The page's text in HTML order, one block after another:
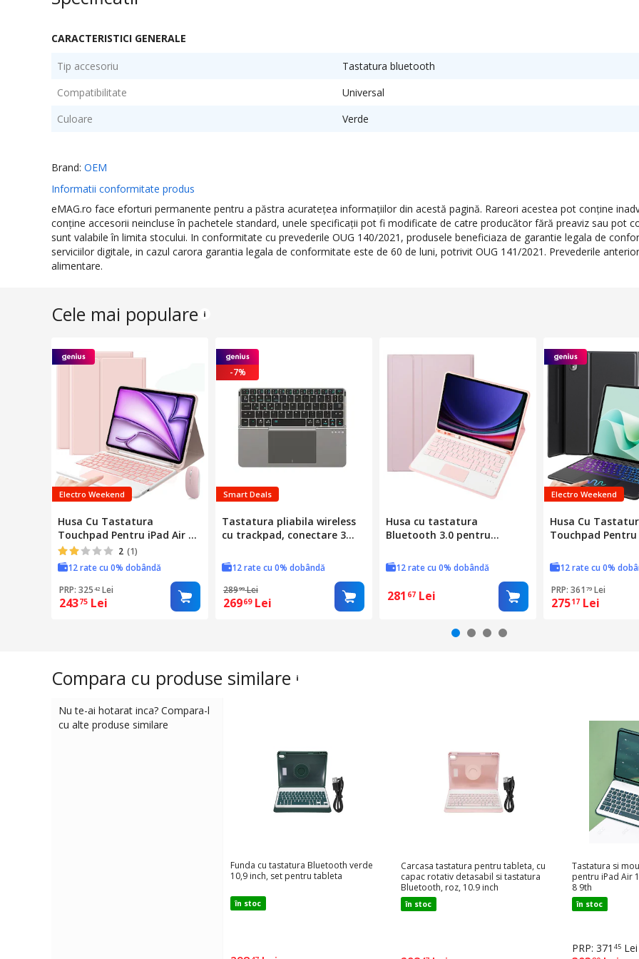
CARACTERISTICI GENERALE
Tip accesoriu
Tastatura bluetooth
Compatibilitate
Universal
Culoare
Verde
Brand: OEM
Informatii conformitate produs
eMAG.ro face eforturi permanente pentru a păstra acurateţea informaţiilor din acestă pagină. Rareori acestea pot conţine
conţine accesorii neincluse în pachetele standard, unele specificaţii pot fi modificate de catre producător fără preaviz sau pot
sunt valabile în limita stocului. In conformitate cu prevederile OUG 140/2021, produsele beneficiaza de garantie legala de
serviciilor digitale, in cazul carora garantia legala de conformitate este de 60 de luni, potrivit OUG 141/2021. Prevederile
alimentare.
Cele mai populare
Electro Weekend
Husa Cu Tastatura
Touchpad Pentru iPad Air 11
inch (M2, 2024/M3 2025) si
Air 4/5 Gen., Fara fir,
Bluetooth, Iluminare De
Fundal in 7 Culori, Cu Stilou,
Mouse, Membrana Din
Silicon Pentru Tastatura,
2 (1)
12 rate cu 0% dobândă
PRP: 325 42 Lei
24375 Lei
-7%
Smart Deals
Tastatura pliabila wireless
cu trackpad, conectare 3
200h, gri, 251x182x8.5mm
12 rate cu 0% dobândă
28999 Lei
26969 Lei
Husa cu tastatura
Bluetooth 3.0 pentru
Lite / S10 FE / S9 FE A710B-A,
cu touchpad, culoare roz
12 rate cu 0% dobândă
281 67 Lei
Electro Weekend
Husa Cu
Touchpad Pentru
fir, Bluetooth,
Fundal in 7 Culori,
Mouse,
Silicon Pentru
12 rate cu 0%
PRP: 361 79 Lei
27517 Lei
Compara cu produse similare
Nu te-ai hotarat inca? Compara-l
cu alte produse similare
Funda cu tastatura Bluetooth verde
10,9 inch, set pentru tableta
în stoc
Carcasa tastatura pentru tableta, cu
capac rotativ detasabil si tastatura
Bluetooth, roz, 10.9 inch
în stoc
Tastatura si
pentru iPad Air
8 9th
în stoc
PRP: 371 45 Lei